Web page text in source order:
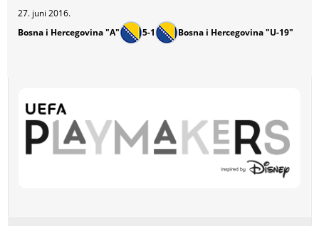
27. juni 2016.
Bosna i Hercegovina "A"
5-1 Bosna i Hercegovina "U-19"